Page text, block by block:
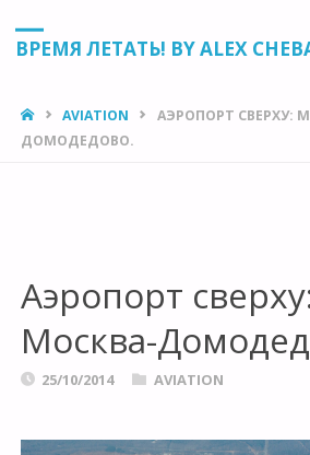
ВРЕМЯ ЛЕТАТЬ! BY ALEX
HOMEAVIATION
АЭРОПОРТ СВЕРХУ:
ДОМОДЕДОВО.
Аэропорт
Москва-
25/10/2014 AVIATION